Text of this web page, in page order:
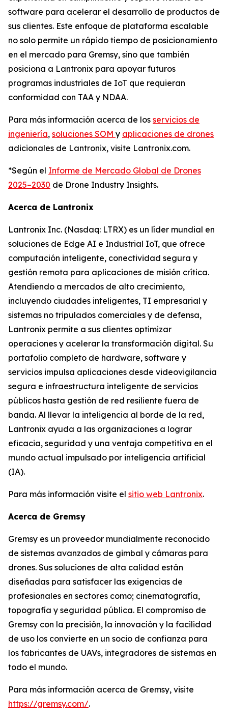
software para acelerar el desarrollo de productos de
sus clientes. Este enfoque de plataforma escalable
no solo permite un rápido tiempo de posicionamiento
en el mercado para Gremsy, sino que también
posiciona a Lantronix para apoyar futuros
programas industriales de IoT que requieran
conformidad con TAA y NDAA.
Para más información acerca de los servicios de
ingeniería, soluciones SOM y aplicaciones de drones
adicionales de Lantronix, visite Lantronix.com.
*Según el Informe de Mercado Global de Drones
2025–2030 de Drone Industry Insights.
Acerca de Lantronix
Lantronix Inc. (Nasdaq: LTRX) es un líder mundial en
soluciones de Edge AI e Industrial IoT, que ofrece
computación inteligente, conectividad segura y
gestión remota para aplicaciones de misión crítica.
Atendiendo a mercados de alto crecimiento,
incluyendo ciudades inteligentes, TI empresarial y
sistemas no tripulados comerciales y de defensa,
Lantronix permite a sus clientes optimizar
operaciones y acelerar la transformación digital. Su
portafolio completo de hardware, software y
servicios impulsa aplicaciones desde videovigilancia
segura e infraestructura inteligente de servicios
públicos hasta gestión de red resiliente fuera de
banda. Al llevar la inteligencia al borde de la red,
Lantronix ayuda a las organizaciones a lograr
eficacia, seguridad y una ventaja competitiva en el
mundo actual impulsado por inteligencia artificial
(IA).
Para más información visite el sitio web Lantronix.
Acerca de Gremsy
Gremsy es un proveedor mundialmente reconocido
de sistemas avanzados de gimbal y cámaras para
drones. Sus soluciones de alta calidad están
diseñadas para satisfacer las exigencias de
profesionales en sectores como; cinematografía,
topografía y seguridad pública. El compromiso de
Gremsy con la precisión, la innovación y la facilidad
de uso los convierte en un socio de confianza para
los fabricantes de UAVs, integradores de sistemas en
todo el mundo.
Para más información acerca de Gremsy, visite
https://gremsy.com/.